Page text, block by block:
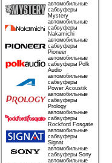
автомобильные
сабвуферы
Mystery
автомобильные
сабвуферы
Nakamichi
автомобильные
сабвуферы
Pioneer
автомобильные
сабвуферы Polk
Audio
автомобильные
сабвуферы
Power Acoustik
автомобильные
сабвуферы
Prology
автомобильные
сабвуферы
Rockford Fosgate
автомобильные
сабвуферы
Signat
автомобильные
сабвуферы Sony
автомобильные